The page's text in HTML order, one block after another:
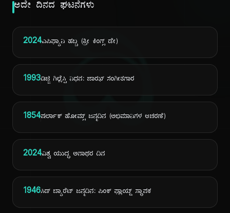
ದಿ
ಅದೇ ದಿನದ ಘಟನೆಗಳು
2024ಎಪಿಫ್ಯಾನಿ ಹಬ್ಬ (ತ್ರೀ ಕಿಂಗ್ಸ್ ಡೇ)
1993ಡಿಜ್ಜಿ ಗಿಲ್ಲೆಸ್ಪಿ ನಿಧನ: ಜಾಝ್ ಸಂಗೀತಗಾರ
1854ಷರ್ಲಾಕ್ ಹೋಮ್ಸ್ ಜನ್ಮದಿನ (ಅಭಿಮಾನಿಗಳ ಆಚರಣೆ)
2024ವಿಶ್ವ ಯುದ್ಧ ಅನಾಥರ ದಿನ
1946ಸಿಡ್ ಬ್ಯಾರೆಟ್ ಜನ್ಮದಿನ: ಪಿಂಕ್ ಫ್ಲಾಯ್ಡ್ ಸ್ಥಾಪಕ